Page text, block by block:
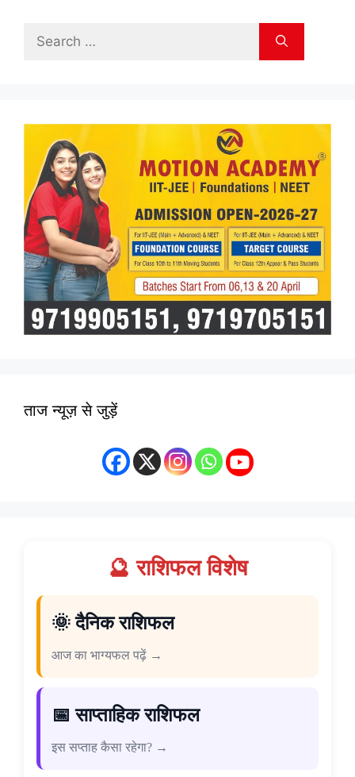
Search
ताज न्यूज़ से जुड़ें
🔮 राशिफल विशेष
🌞 दैनिक राशिफल
आज का भाग्यफल पढ़ें →
📅 साप्ताहिक राशिफल
इस सप्ताह कैसा रहेगा? →